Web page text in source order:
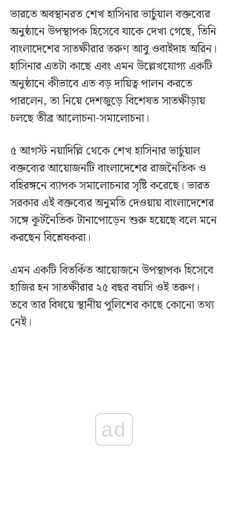
ভারতে অবস্থানরত শেখ হাসিনার ভার্চুয়াল বক্তব্যের
অনুষ্ঠানে উপস্থাপক হিসেবে যাকে দেখা গেছে, তিনি
বাংলাদেশের সাতক্ষীরার তরুণ আবু ওবাইদাহ অরিন।
হাসিনার এতটা কাছে এবং এমন উল্লেখযোগ্য একটি
অনুষ্ঠানে কীভাবে এত বড় দায়িত্ব পালন করতে
পারলেন, তা নিয়ে দেশজুড়ে বিশেষত সাতক্ষীড়ায়
চলছে তীব্র আলোচনা-সমালোচনা।
৫ আগস্ট নয়াদিল্লি থেকে শেখ হাসিনার ভার্চুয়াল
বক্তব্যের আয়োজনটি বাংলাদেশের রাজনৈতিক ও
বহিরঙ্গনে ব্যাপক সমালোচনার সৃষ্টি করেছে। ভারত
সরকার এই বক্তব্যের অনুমতি দেওয়ায় বাংলাদেশের
সঙ্গে কূটনৈতিক টানাপোড়েন শুরু হয়েছে বলে মনে
করছেন বিশ্লেষকরা।
এমন একটি বিতর্কিত আয়োজনে উপস্থাপক হিসেবে
হাজির হন সাতক্ষীরার ২৫ বছর বয়সি ওই তরুণ।
তবে তার বিষয়ে স্থানীয় পুলিশের কাছে কোনো তথ্য
নেই।
ad